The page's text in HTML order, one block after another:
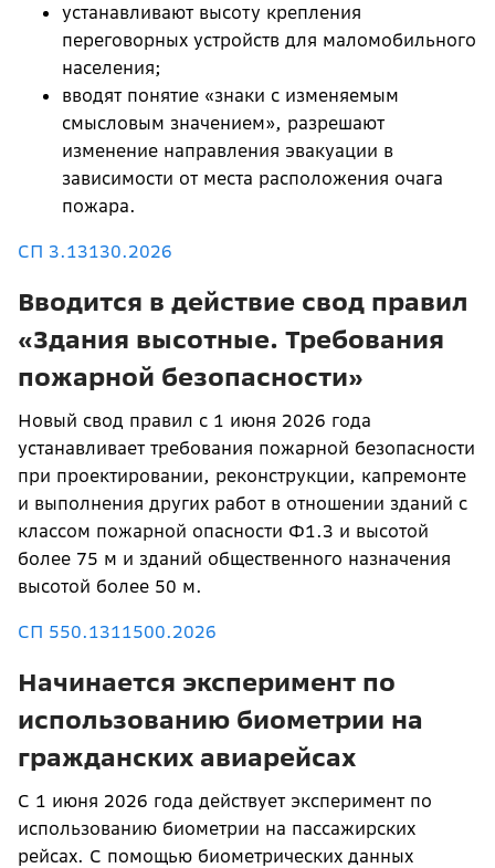
устанавливают высоту крепления
переговорных устройств для маломобильного
населения;
вводят понятие «знаки с изменяемым
смысловым значением», разрешают
изменение направления эвакуации в
зависимости от места расположения очага
пожара.
СП 3.13130.2026
Вводится в действие свод правил
«Здания высотные. Требования
пожарной безопасности»
Новый свод правил с 1 июня 2026 года
устанавливает требования пожарной безопасности
при проектировании, реконструкции, капремонте
и выполнения других работ в отношении зданий с
классом пожарной опасности Ф1.3 и высотой
более 75 м и зданий общественного назначения
высотой более 50 м.
СП 550.1311500.2026
Начинается эксперимент по
использованию биометрии на
гражданских авиарейсах
С 1 июня 2026 года действует эксперимент по
использованию биометрии на пассажирских
рейсах. С помощью биометрических данных